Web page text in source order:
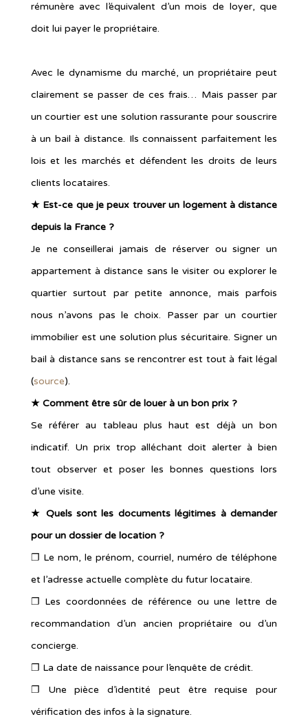
rémunère avec l’équivalent d’un mois de loyer, que
doit lui payer le propriétaire.
Avec le dynamisme du marché, un propriétaire peut
clairement se passer de ces frais… Mais passer par
un courtier est une solution rassurante pour souscrire
à un bail à distance. Ils connaissent parfaitement les
lois et les marchés et défendent les droits de leurs
clients locataires.
★ Est-ce que je peux trouver un logement à distance
depuis la France ?
Je ne conseillerai jamais de réserver ou signer un
appartement à distance sans le visiter ou explorer le
quartier surtout par petite annonce, mais parfois
nous n’avons pas le choix. Passer par un courtier
immobilier est une solution plus sécuritaire. Signer un
bail à distance sans se rencontrer est tout à fait légal
(source).
★ Comment être sûr de louer à un bon prix ?
Se référer au tableau plus haut est déjà un bon
indicatif. Un prix trop alléchant doit alerter à bien
tout observer et poser les bonnes questions lors
d’une visite.
★ Quels sont les documents légitimes à demander
pour un dossier de location ?
❐ Le nom, le prénom, courriel, numéro de téléphone
et l’adresse actuelle complète du futur locataire.
❐ Les coordonnées de référence ou une lettre de
recommandation d’un ancien propriétaire ou d’un
concierge.
❐ La date de naissance pour l’enquête de crédit.
❐ Une pièce d’identité peut être requise pour
vérification des infos à la signature.